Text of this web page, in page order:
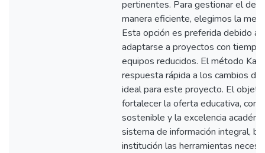
pertinentes. Para gestionar el
manera eficiente, elegimos la
Esta opción es preferida debido a
adaptarse a proyectos con
equipos reducidos. El método
respuesta rápida a los cambios
ideal para este proyecto. El
fortalecer la oferta educativa,
sostenible y la excelencia
sistema de información integral,
institución las herramientas